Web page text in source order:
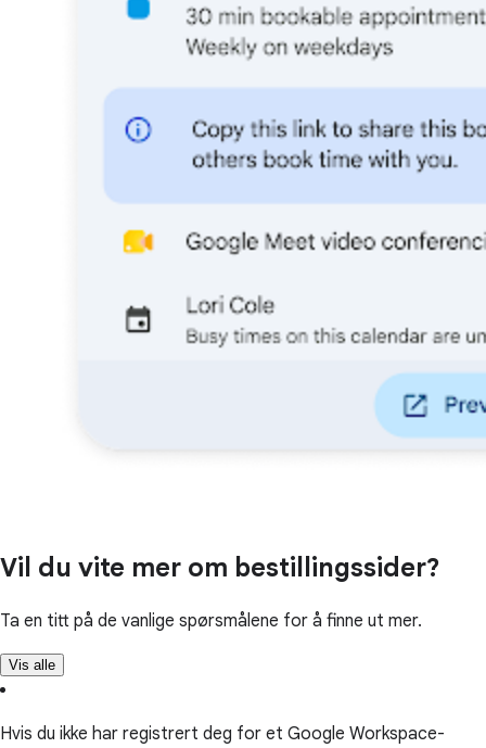
Vil du vite mer om bestillingssider?
Ta en titt på de vanlige spørsmålene for å finne ut mer.
Vis alle
Hvis du ikke har registrert deg for et Google Workspace-